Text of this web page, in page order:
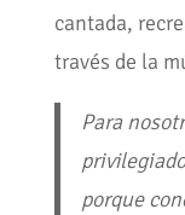
cantada,
través de la
Para
porque